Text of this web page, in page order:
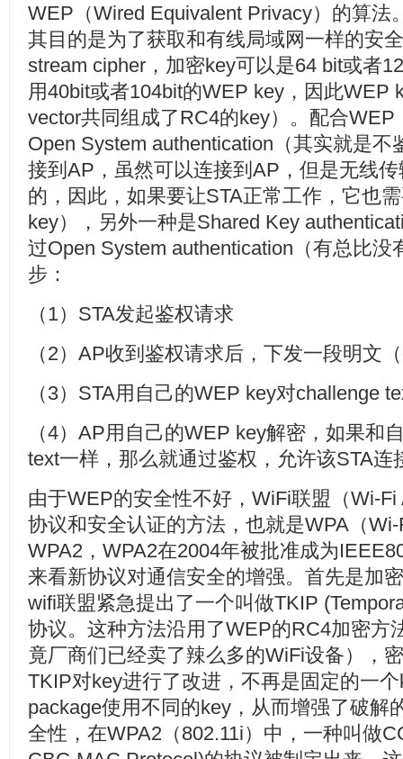
WEP（Wired Equivalent Privacy）的算法
其目的是为了获取和有线局域网一样的安
stream cipher，加密key可以是64 bit或者
用40bit或者104bit的WEP key，因此WEP
vector共同组成了RC4的key）。配合
Open System authentication（其实就是不
接到AP，虽然可以连接到AP，但是无线
的，因此，如果要让STA正常工作，它也
key），另外一种是Shared Key
过Open System authentication（有总比没
步：
（1）STA发起鉴权请求
（2）AP收到鉴权请求后，下发一段明文
（3）STA用自己的WEP key对challenge
（4）AP用自己的WEP key解密，如果和
text一样，那么就通过鉴权，允许该STA连
由于WEP的安全性不好，WiFi联盟（Wi-
协议和安全认证的方法，也就是WPA（
WPA2，WPA2在2004年被批准成为
来看新协议对通信安全的增强。首先是加
wifi联盟紧急提出了一个叫做TKIP
协议。这种方法沿用了WEP的RC4加密方
竟厂商们已经卖了辣么多的WiFi设备），
TKIP对key进行了改进，不再是固定的一
package使用不同的key，从而增强了破解
全性，在WPA2（802.11i）中，一种叫做